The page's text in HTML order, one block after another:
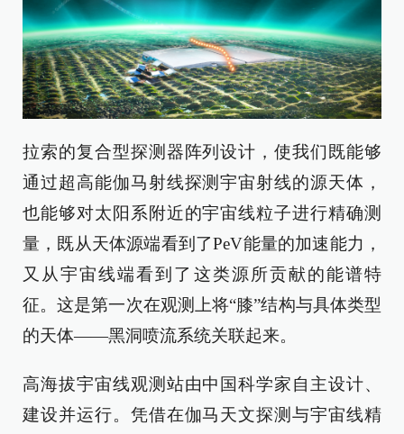
拉索的复合型探测器阵列设计，使我们既能够
通过超高能伽马射线探测宇宙射线的源天体，
也能够对太阳系附近的宇宙线粒子进行精确测
量，既从天体源端看到了PeV能量的加速能力，
又从宇宙线端看到了这类源所贡献的能谱特
征。这是第一次在观测上将“膝”结构与具体类型
的天体——黑洞喷流系统关联起来。
高海拔宇宙线观测站由中国科学家自主设计、
建设并运行。凭借在伽马天文探测与宇宙线精